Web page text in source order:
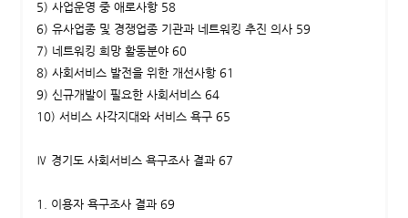
5) 사업운영 중 애로사항 58
6) 유사업종 및 경쟁업종 기관과 네트워킹 추진 의사 59
7) 네트워킹 희망 활동분야 60
8) 사회서비스 발전을 위한 개선사항 61
9) 신규개발이 필요한 사회서비스 64
10) 서비스 사각지대와 서비스 욕구 65
Ⅳ 경기도 사회서비스 욕구조사 결과 67
1. 이용자 욕구조사 결과 69